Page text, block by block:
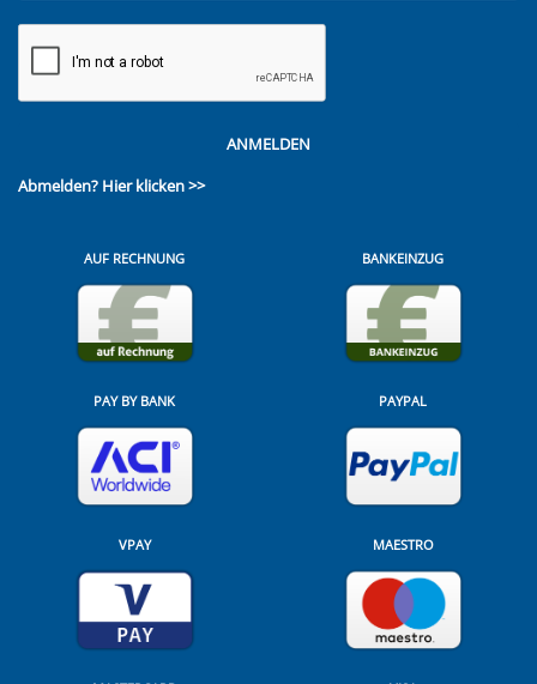
ANMELDEN
Abmelden? Hier klicken >>
AUF RECHNUNG BANKEINZUG
PAY BY BANK PAYPAL
VPAY MAESTRO